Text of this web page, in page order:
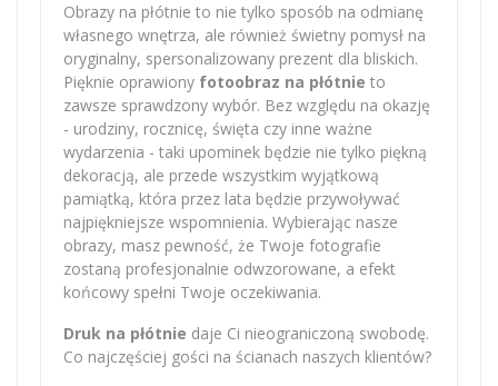
Obrazy na płótnie to nie tylko sposób na odmianę
własnego wnętrza, ale również świetny pomysł na
oryginalny, spersonalizowany prezent dla bliskich.
Pięknie oprawiony fotoobraz na płótnie to
zawsze sprawdzony wybór. Bez względu na okazję
- urodziny, rocznicę, święta czy inne ważne
wydarzenia - taki upominek będzie nie tylko piękną
dekoracją, ale przede wszystkim wyjątkową
pamiątką, która przez lata będzie przywoływać
najpiękniejsze wspomnienia. Wybierając nasze
obrazy, masz pewność, że Twoje fotografie
zostaną profesjonalnie odwzorowane, a efekt
końcowy spełni Twoje oczekiwania.
Druk na płótnie daje Ci nieograniczoną swobodę.
Co najczęściej gości na ścianach naszych klientów?